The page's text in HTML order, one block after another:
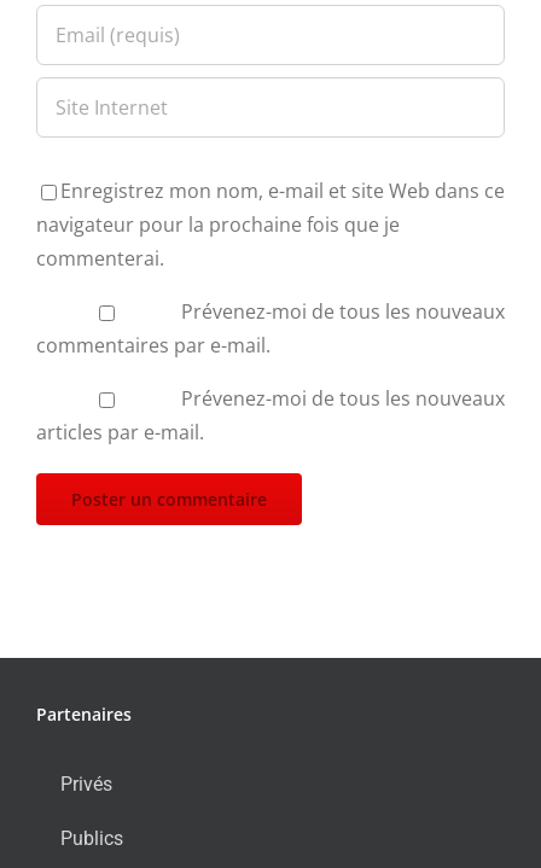
Enregistrez mon nom, e-mail et site Web dans ce
navigateur pour la prochaine fois que je
commenterai.
Prévenez-moi de tous les nouveaux
commentaires par e-mail.
Prévenez-moi de tous les nouveaux
articles par e-mail.
Partenaires
Privés
Publics